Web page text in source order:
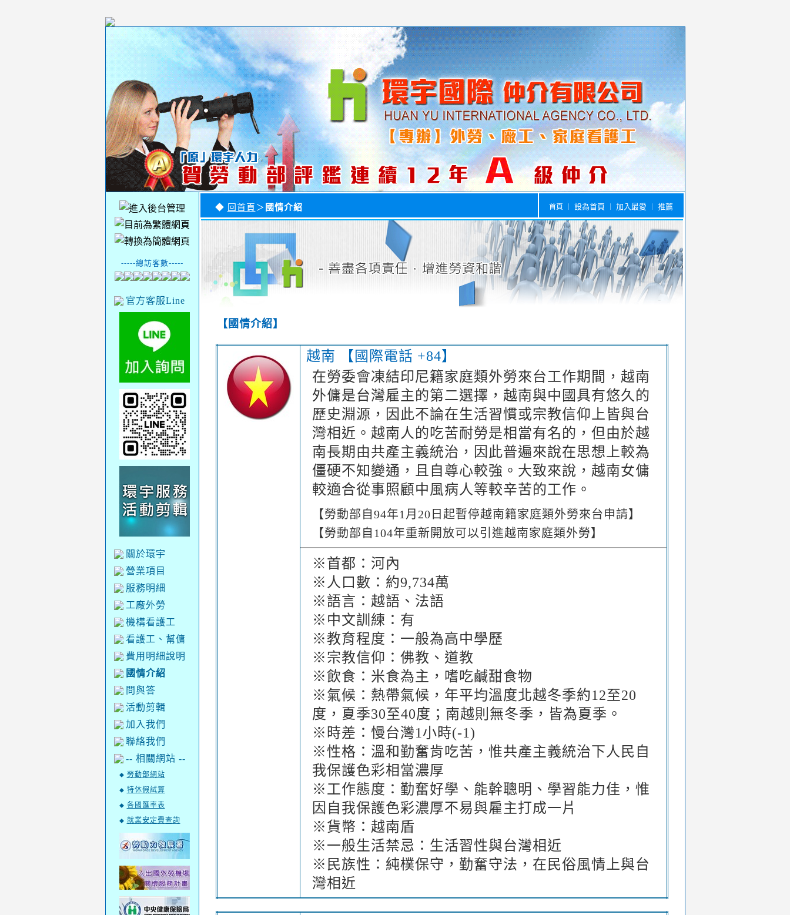
-----總訪客數-----
官方客服Line
關於環宇
營業項目
服務明細
工廠外勞
機構看護工
看護工、幫傭
費用明細說明
國情介紹
問與答
活動剪輯
加入我們
聯絡我們
-- 相關網站 --
◆ 勞動部網站
◆ 特休假試算
◆ 各國匯率表
◆ 就業安定費查詢
◆ 回首頁 ＞ 國情介紹 首頁 設為首頁 加入最愛 推薦
【國情介紹】
越南 【國際電話 +84】
在勞委會凍結印尼籍家庭類外勞來台工作期間，越南
外傭是台灣雇主的第二選擇，越南與中國具有悠久的
歷史淵源，因此不論在生活習慣或宗教信仰上皆與台
灣相近。越南人的吃苦耐勞是相當有名的，但由於越
南長期由共產主義統治，因此普遍來說在思想上較為
僵硬不知變通，且自尊心較強。大致來說，越南女傭
較適合從事照顧中風病人等較辛苦的工作。
【勞動部自94年1月20日起暫停越南籍家庭類外勞來台申請】
【勞動部自104年重新開放可以引進越南家庭類外勞】
※首都：河內
※人口數：約9,734萬
※語言：越語、法語
※中文訓練：有
※教育程度：一般為高中學歷
※宗教信仰：佛教、道教
※飲食：米食為主，嗜吃鹹甜食物
※氣候：熱帶氣候，年平均溫度北越冬季約12至20
度，夏季30至40度；南越則無冬季，皆為夏季。
※時差：慢台灣1小時(-1)
※性格：溫和勤奮肯吃苦，惟共產主義統治下人民自
我保護色彩相當濃厚
※工作態度：勤奮好學、能幹聰明、學習能力佳，惟
因自我保護色彩濃厚不易與雇主打成一片
※貨幣：越南盾
※一般生活禁忌：生活習性與台灣相近
※民族性：純樸保守，勤奮守法，在民俗風情上與台
灣相近